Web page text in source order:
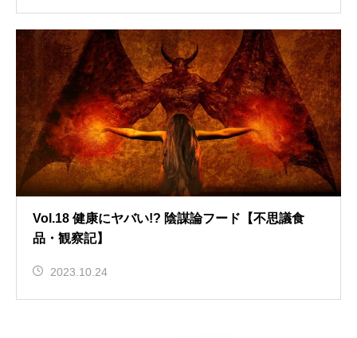
Vol.18 健康にヤバい!? 陰謀論フード【不思議食
品・観察記】
2023.10.24